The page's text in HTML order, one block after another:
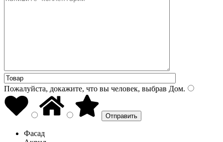
Пожалуйста, докажите, что вы человек, выбрав Дом.
Фасад